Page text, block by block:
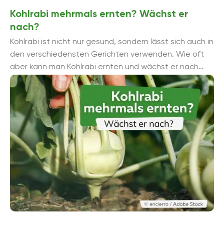
Kohlrabi mehrmals ernten? Wächst er
nach?
Kohlrabi ist nicht nur gesund, sondern lässt sich auch in
den verschiedensten Gerichten verwenden. Wie oft
aber kann man Kohlrabi ernten und wächst er nach
einer Ernte nach? ...